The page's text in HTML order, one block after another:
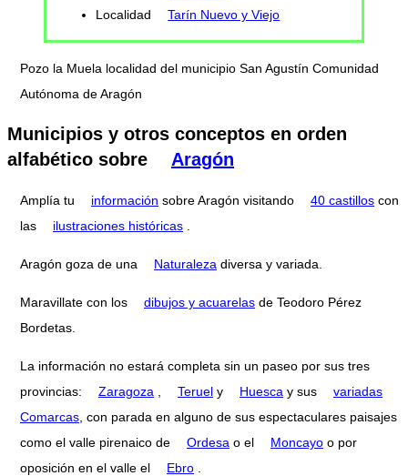
Localidad
Tarín Nuevo y Viejo
Pozo la Muela localidad del municipio San Agustín Comunidad
Autónoma de Aragón
Municipios y otros conceptos en orden
alfabético sobre
Aragón
Amplía tu información sobre Aragón visitando 40 castillos con
las
ilustraciones históricas
Aragón goza de una Naturaleza diversa y variada.
Maravillate con los dibujos y acuarelas de Teodoro Pérez
Bordetas.
La información no estará completa sin un paseo por sus tres
provincias:
Zaragoza Teruel y Huesca y sus
variadas
Comarcas , con parada en alguno de sus espectaculares paisajes
como el valle pirenaico de
Ordesa o el Moncayo o por
oposición en el valle el
Ebro